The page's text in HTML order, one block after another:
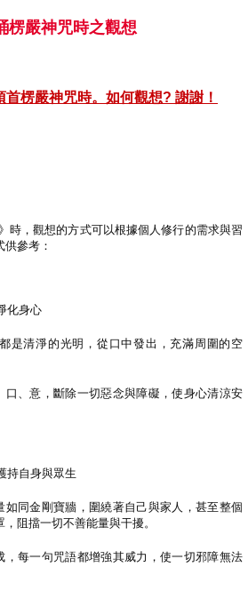
楞嚴神咒時之觀想
首楞嚴神咒時。如何觀想? 謝謝！
時，觀想的方式可以根據個人修行的需求與習
參考：
化身心
是清淨的光明，從口中發出，充滿周圍的空
口、意，斷除一切惡念與障礙，使身心清涼安
持自身與眾生
如同金剛寶牆，圍繞著自己與家人，甚至整個
阻擋一切不善能量與干擾。
，每一句咒語都增強其威力，使一切邪障無法